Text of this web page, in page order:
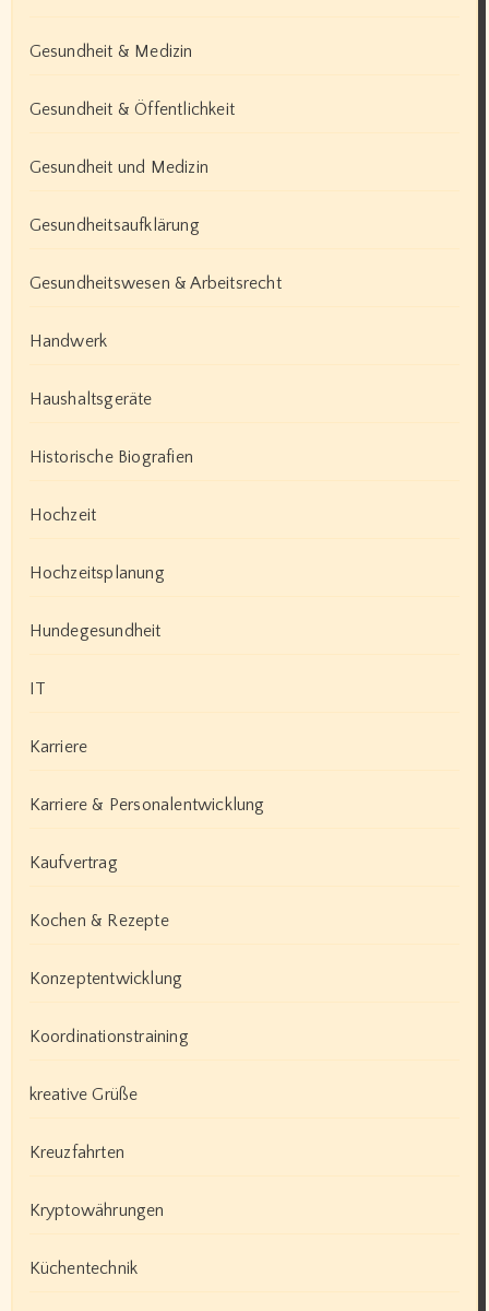
Gesundheit & Medizin
Gesundheit & Öffentlichkeit
Gesundheit und Medizin
Gesundheitsaufklärung
Gesundheitswesen & Arbeitsrecht
Handwerk
Haushaltsgeräte
Historische Biografien
Hochzeit
Hochzeitsplanung
Hundegesundheit
IT
Karriere
Karriere & Personalentwicklung
Kaufvertrag
Kochen & Rezepte
Konzeptentwicklung
Koordinationstraining
kreative Grüße
Kreuzfahrten
Kryptowährungen
Küchentechnik